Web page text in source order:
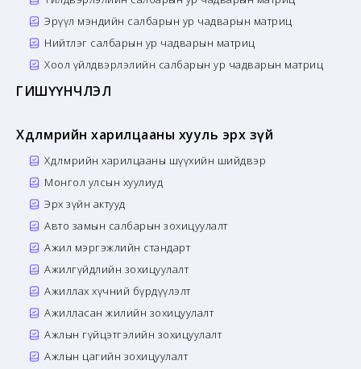
Эрүүл мэндийн салбарын ур чадварын матриц
Нийтлэг салбарын ур чадварын матриц
Хоол үйлдвэрлэлийн салбарын ур чадварын матриц
ГИШҮҮНЧЛЭЛ
Хөдөлмөрийн харилцааны хууль эрх зүй
Хөдөлмөрийн харилцааны шүүхийн шийдвэр
Монгол улсын хуулиуд
Эрх зүйн актууд
Авто замын салбарын зохицуулалт
Ажил мэргэжлийн стандарт
Ажилгүйдлийн зохицуулалт
Ажиллах хүчний бүрдүүлэлт
Ажилласан жилийн зохицуулалт
Ажлын гүйцэтгэлийн зохицуулалт
Ажлын цагийн зохицуулалт